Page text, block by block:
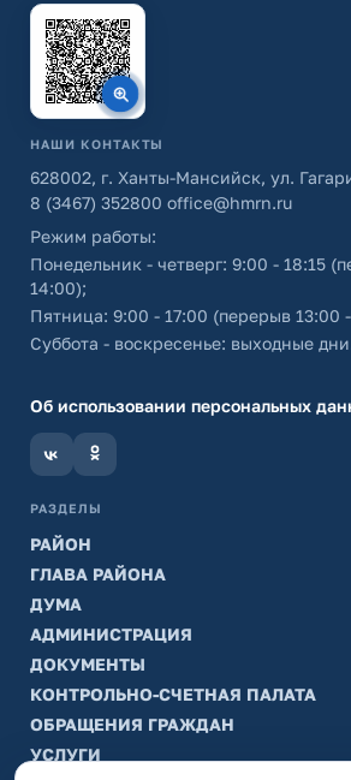
НАШИ КОНТАКТЫ
628002, г. Ханты-Мансийск, ул.
8 (3467) 352800 office@hmrn.ru
Режим работы:
Понедельник - четверг: 9:00 - 18:15
14:00);
Пятница: 9:00 - 17:00 (перерыв 13:00
Суббота - воскресенье: выходные
Об использовании персональных
РАЗДЕЛЫ
РАЙОН
ГЛАВА РАЙОНА
ДУМА
АДМИНИСТРАЦИЯ
ДОКУМЕНТЫ
КОНТРОЛЬНО-СЧЕТНАЯ ПАЛАТА
ОБРАЩЕНИЯ ГРАЖДАН
УСЛУГИ